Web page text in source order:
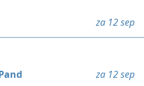
za 12 sep
za 12 sep